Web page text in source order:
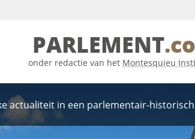
PARLEMENT
onder redactie van het Montesquieu
actualiteit in een parlementair-